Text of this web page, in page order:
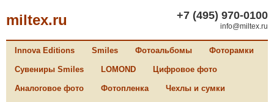
miltex.ru +7 (495) 970-0100
info@miltex.ru
Innova Editions Smiles Фотоальбомы Фоторамки
Сувениры Smiles LOMOND Цифровое фото
Аналоговое фото Фотопленка Чехлы и сумки